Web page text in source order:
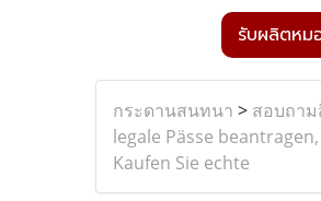
รับผลิตหม
กระดานสนทนา > สอบถาม
legale Pässe
Kaufen Sie echte